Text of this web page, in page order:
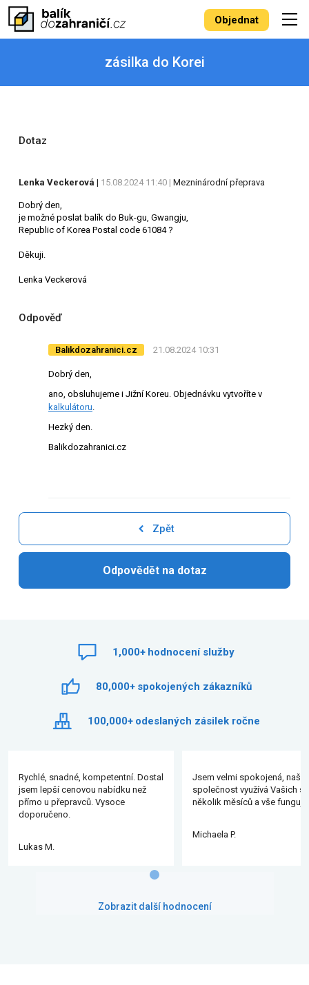
Objednat
zásilka do Korei
Dotaz
Lenka Veckerová | 15.08.2024 11:40 | Mezninárodní přeprava
Dobrý den,
je možné poslat balík do Buk-gu, Gwangju,
Republic of Korea Postal code 61084 ?
Děkuji.
Lenka Veckerová
Odpověď
Balikdozahranici.cz 21.08.2024 10:31
Dobrý den,
ano, obsluhujeme i Jižní Koreu. Objednávku vytvoříte v
kalkulátoru.
Hezký den.
Balikdozahranici.cz
Zpět
Odpovědět na dotaz
1,000+ hodnocení služby
80,000+ spokojených zákazníků
100,000+ odeslaných zásilek ročne
Rychlé, snadné, kompetentní. Dostal
jsem lepší cenovou nabídku než
přímo u přepravců. Vysoce
doporučeno.
Lukas M.
Jsem velmi spokojená, naše
společnost využívá Vašich
několik měsíců a vše funguje.
Michaela P.
Zobrazit další hodnocení